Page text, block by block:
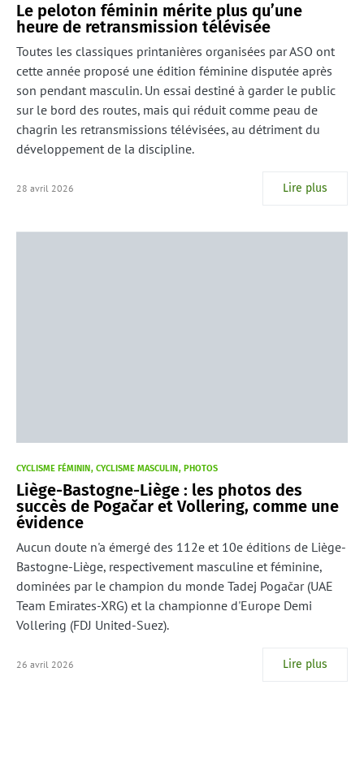
Le peloton féminin mérite plus qu’une
heure de retransmission télévisée
Toutes les classiques printanières organisées par ASO ont
cette année proposé une édition féminine disputée après
son pendant masculin. Un essai destiné à garder le public
sur le bord des routes, mais qui réduit comme peau de
chagrin les retransmissions télévisées, au détriment du
développement de la discipline.
28 avril 2026 Lire plus
CYCLISME FÉMININ CYCLISME MASCULIN PHOTOS
Liège-Bastogne-Liège : les photos des
succès de Pogačar et Vollering, comme une
évidence
Aucun doute n'a émergé des 112e et 10e éditions de Liège-
Bastogne-Liège, respectivement masculine et féminine,
dominées par le champion du monde Tadej Pogačar (UAE
Team Emirates-XRG) et la championne d'Europe Demi
Vollering (FDJ United-Suez).
26 avril 2026 Lire plus